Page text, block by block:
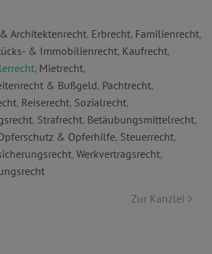
Architektenrecht, Erbrecht, Familienrecht,
& Immobilienrecht, Kaufrecht,
, Mietrecht,
& Bußgeld, Pachtrecht,
, Reiserecht, Sozialrecht,
, Strafrecht, Betäubungsmittelrecht,
& Opferhilfe, Steuerrecht,
, Werkvertragsrecht,
Zur Kanzlei >